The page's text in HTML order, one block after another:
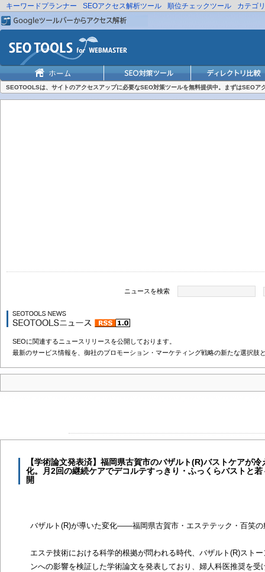
キーワードプランナー SEOアクセス解析ツール 順位チェックツール カテゴ
SEOTOOLSは、サイトのアクセスアップに必要なSEO対策ツールを無料提供中。まずはSEOア
ニュースを検索
SEOに関連するニュースリリースを公開しております。
最新のサービス情報を、御社のプロモーション・マーケティング戦略の新たな選択肢
【学術論文発表済】福岡県古賀市のバザルト(R)バストケアが
化。月2回の継続ケアでデコルテすっきり・ふっくらバストと
開
バザルト(R)が導いた変化――福岡県古賀市・エステテック・百笑の
エステ技術における科学的根拠が問われる時代、バザルト(R)スト
ンへの影響を検証した学術論文を発表しており、婦人科医推奨を